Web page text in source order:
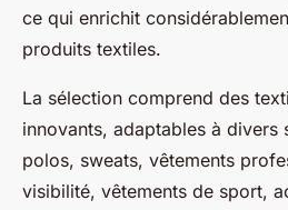
ce qui enrichit
produits textiles.
La sélection comprend des
innovants, adaptables à divers
polos, sweats, vêtements
visibilité, vêtements de sport,